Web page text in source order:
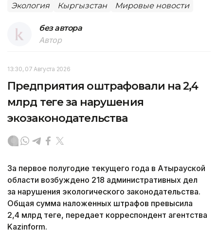
Экология Кыргызстан Мировые новости
без автора
Автор
13:30, 07 Августа 2026
Предприятия оштрафовали на 2,4
млрд теңге за нарушения
экозаконодательства
За первое полугодие текущего года в Атырауской
области возбуждено 218 административных дел
за нарушения экологического законодательства.
Общая сумма наложенных штрафов превысила
2,4 млрд теңге, передает корреспондент агентства
Kazinform.